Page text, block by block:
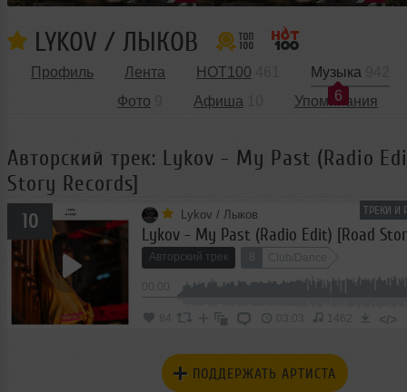
LYKOV / ЛЫКОВ
Профиль Лента HOT100
Музыка
6
Фото
Афиша Упоминания
Авторский трек: Lykov - My Past (Radio
Story Records]
ТРЕКИ И
10 Lykov / Лыков
Lykov - My Past (Radio Edit) [Road
Авторский трек Club/Dance
03:03 1462 </>
ПОДДЕРЖАТЬ АРТИСТА